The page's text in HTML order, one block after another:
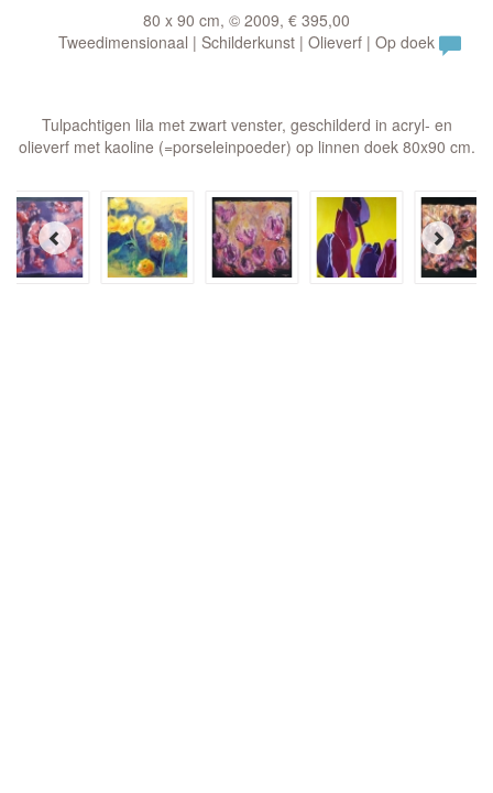
80 x 90 cm, © 2009, € 395,00
Tweedimensionaal | Schilderkunst | Olieverf | Op doek
Tulpachtigen lila met zwart venster, geschilderd in acryl- en
olieverf met kaoline (=porseleinpoeder) op linnen doek 80x90 cm.